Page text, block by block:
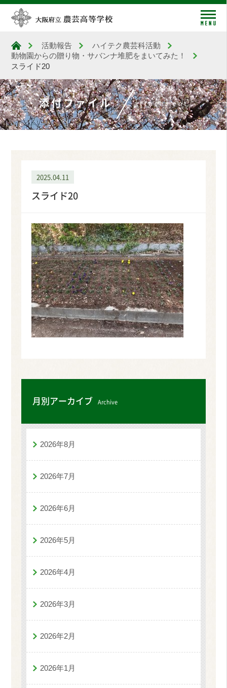
大阪府立農芸高等学校
活動報告
ハイテク農芸科活動
動物園からの贈り物・サバンナ堆肥をまいてみた！
スライド20
添付ファイル attachment
2025.04.11
スライド20
月別アーカイブ Archive
2026年8月
2026年7月
2026年6月
2026年5月
2026年4月
2026年3月
2026年2月
2026年1月